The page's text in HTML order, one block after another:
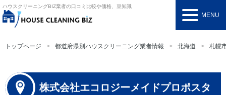
ハウスクリーニングBIZ業者の口コミ比較や価格、豆知識
MENU
トップページ 都道府県別ハウスクリーニング業者情報 北海道 札幌
株式会社エコロジーメイドプロポスタ